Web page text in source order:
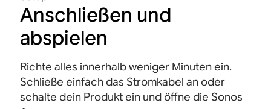
Anschließen und
abspielen
Richte alles innerhalb weniger Minuten ein.
Schließe einfach das Stromkabel an oder
schalte dein Produkt ein und öffne die Sonos